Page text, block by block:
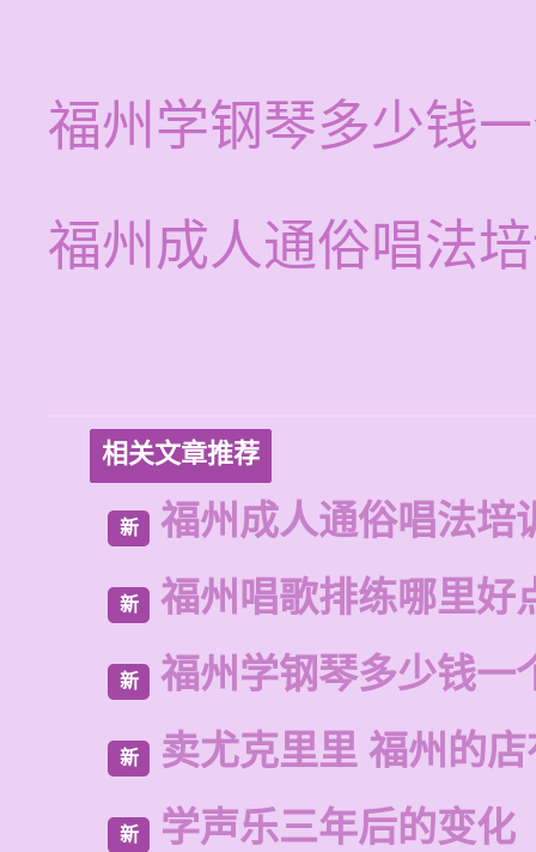
福州学钢琴多少钱
福州成人通俗唱法
相关文章推荐
新 福州成人通俗唱法培
新 福州唱歌排练哪里好
新 福州学钢琴多少钱一
新 卖尤克里里 福州的
新 学声乐三年后的变化